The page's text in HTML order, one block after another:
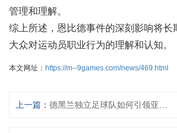
管理和理解。
综上所述，恩比德事件的深刻影响将长
大众对运动员职业行为的理解和认知。
本文网址： https://m--9games.com/news/469.html
上一篇：